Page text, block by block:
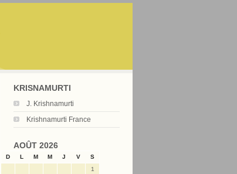
KRISNAMURTI
J. Krishnamurti
Krishnamurti France
AOÛT 2026
D L M M J V
S
1